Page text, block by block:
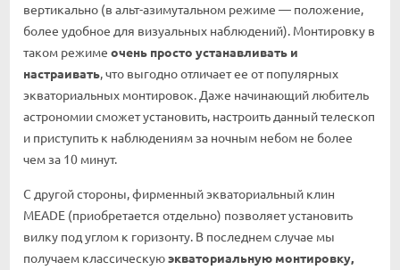
вертикально (в альт-азимутальном режиме — положение,
более удобное для визуальных наблюдений). Монтировку в
таком режиме очень просто устанавливать и
настраивать, что выгодно отличает ее от популярных
экваториальных монтировок. Даже начинающий любитель
астрономии сможет установить, настроить данный телескоп
и приступить к наблюдениям за ночным небом не более
чем за 10 минут.
С другой стороны, фирменный экваториальный клин
MEADE (приобретается отдельно) позволяет установить
вилку под углом к горизонту. В последнем случае мы
получаем классическуюэкваториальную монтировку,